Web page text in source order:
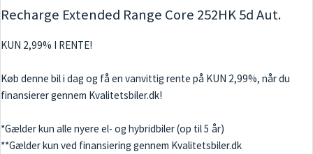
Recharge Extended Range Core 252HK 5d Aut.
KUN 2,99% I RENTE!
Køb denne bil i dag og få en vanvittig rente på KUN 2,99%, når du
finansierer gennem Kvalitetsbiler.dk!
*Gælder kun alle nyere el- og hybridbiler (op til 5 år)
**Gælder kun ved finansiering gennem Kvalitetsbiler.dk